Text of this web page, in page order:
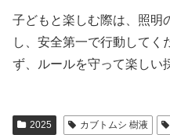
子どもと楽しむ際は、照明
し、安全第一で行動してく
ず、ルールを守って楽しい
2025 カブトムシ 樹液